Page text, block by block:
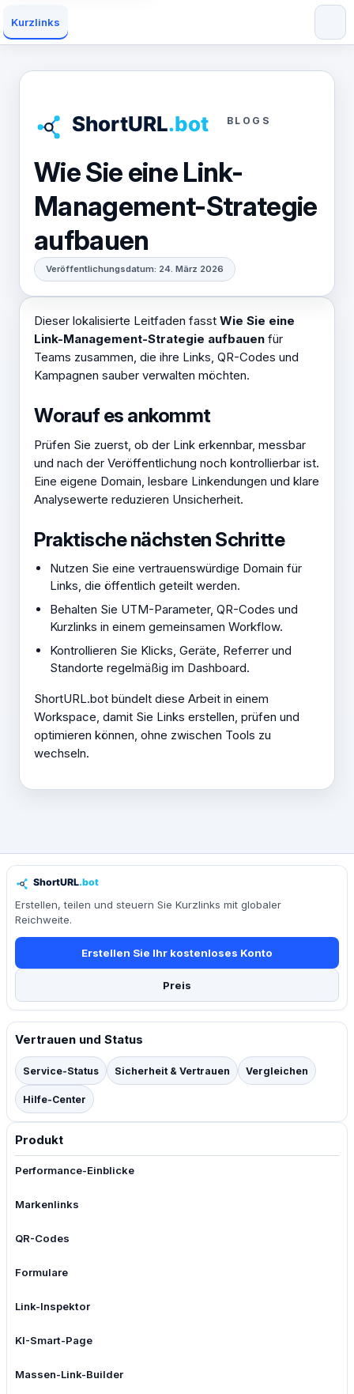
Kurzlinks
BLOGS
Wie Sie eine Link-
Management-Strategie
aufbauen
Veröffentlichungsdatum: 24. März 2026
Dieser lokalisierte Leitfaden fasst Wie Sie eine
Link-Management-Strategie aufbauen für
Teams zusammen, die ihre Links, QR-Codes und
Kampagnen sauber verwalten möchten.
Worauf es ankommt
Prüfen Sie zuerst, ob der Link erkennbar, messbar
und nach der Veröffentlichung noch kontrollierbar ist.
Eine eigene Domain, lesbare Linkendungen und klare
Analysewerte reduzieren Unsicherheit.
Praktische nächsten Schritte
Nutzen Sie eine vertrauenswürdige Domain für
Links, die öffentlich geteilt werden.
Behalten Sie UTM-Parameter, QR-Codes und
Kurzlinks in einem gemeinsamen Workflow.
Kontrollieren Sie Klicks, Geräte, Referrer und
Standorte regelmäßig im Dashboard.
ShortURL.bot bündelt diese Arbeit in einem
Workspace, damit Sie Links erstellen, prüfen und
optimieren können, ohne zwischen Tools zu
wechseln.
Erstellen, teilen und steuern Sie Kurzlinks mit globaler
Reichweite.
Erstellen Sie Ihr kostenloses Konto
Preis
Vertrauen und Status
Service-Status Sicherheit & Vertrauen Vergleichen
Hilfe-Center
Produkt
Performance-Einblicke
Markenlinks
QR-Codes
Formulare
Link-Inspektor
KI-Smart-Page
Massen-Link-Builder